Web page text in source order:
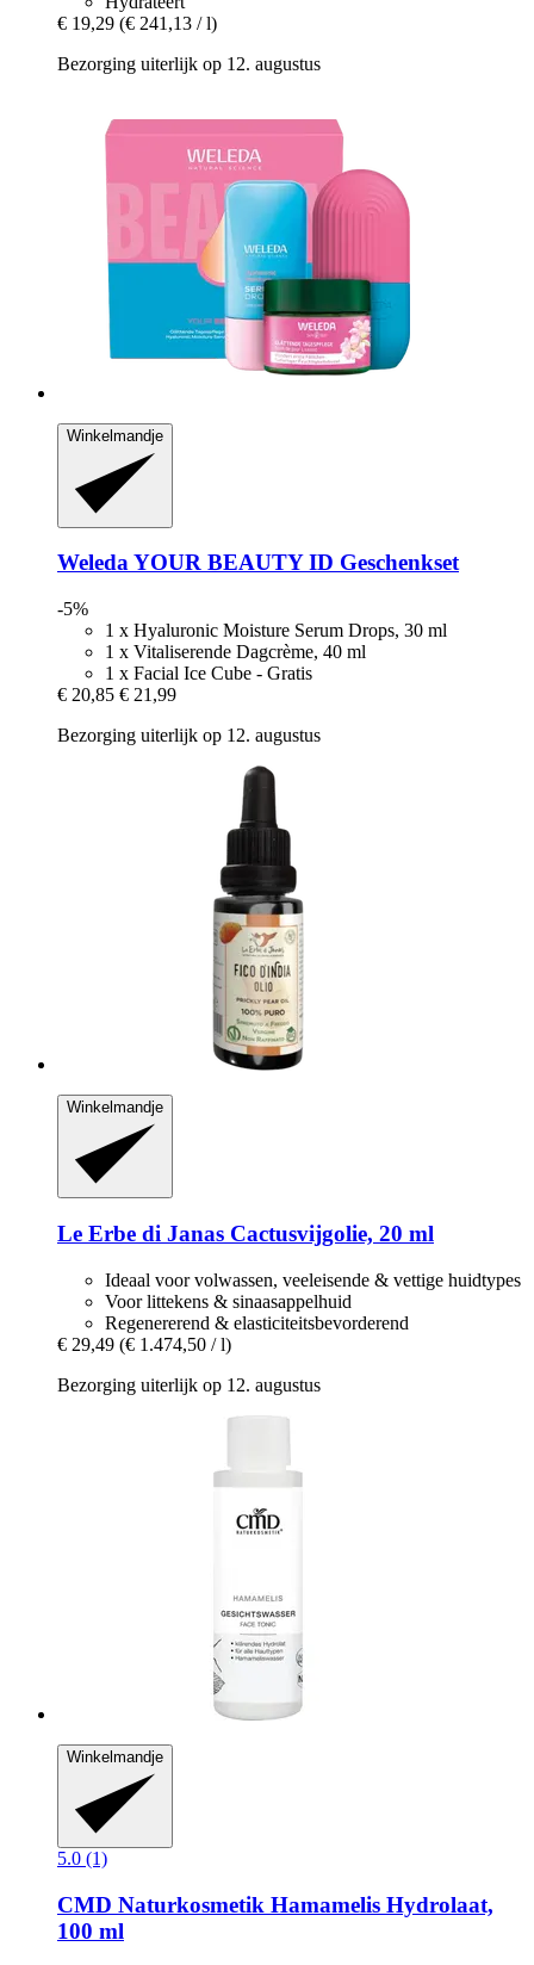
€ 19,29 (€ 241,13 / l)
Bezorging uiterlijk op 12. augustus
Winkelmandje
WeledaYOUR BEAUTY ID Geschenkset
-5%
1 x Hyaluronic Moisture Serum Drops, 30 ml
1 x Vitaliserende Dagcrème, 40 ml
1 x Facial Ice Cube - Gratis
€ 20,85 € 21,99
Bezorging uiterlijk op 12. augustus
Winkelmandje
Le Erbe di Janas Cactusvijgolie, 20 ml
Ideaal voor volwassen, veeleisende & vettige huidtypes
Voor littekens & sinaasappelhuid
Regenererend & elasticiteitsbevorderend
€ 29,49 (€ 1.474,50 / l)
Bezorging uiterlijk op 12. augustus
Winkelmandje
5.0 (1)
CMD Naturkosmetik Hamamelis Hydrolaat,
100 ml